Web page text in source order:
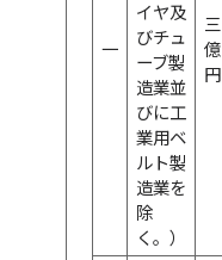
一
イヤ及
びチュ
ーブ製
造業並
びに工
業用ベ
ルト製
造業を
除
く。）
三
億
円